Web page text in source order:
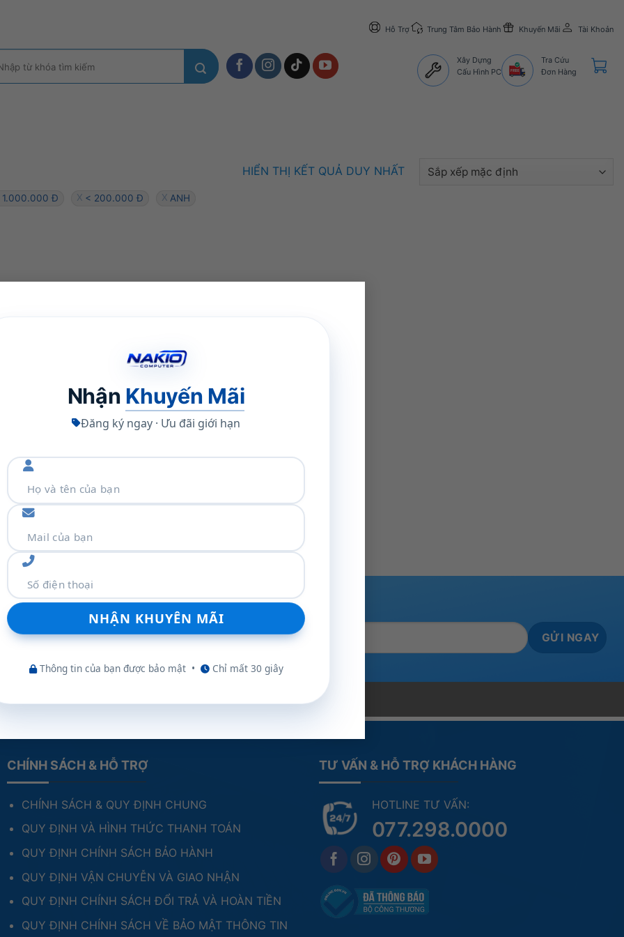
Nhận Khuyến Mãi
Đăng ký ngay · Ưu đãi giới hạn
Thông tin của bạn được bảo mật • Chỉ mất 30 giây
Hỗ Trợ Trung Tâm Bảo Hành Khuyến Mãi Tài Khoản
Xây Dựng
Cấu Hình PC
Tra Cứu
Đơn Hàng
Đ < 200.000 Đ
ANH
HIỂN THỊ KẾT QUẢ DUY NHẤT
CHÍNH SÁCH & HỖ TRỢ
CHÍNH SÁCH & QUY ĐỊNH CHUNG
QUY ĐỊNH VÀ HÌNH THỨC THANH TOÁN
QUY ĐỊNH CHÍNH SÁCH BẢO HÀNH
QUY ĐỊNH VẬN CHUYỄN VÀ GIAO NHẬN
QUY ĐỊNH CHÍNH SÁCH ĐỔI TRẢ VÀ HOÀN TIỀN
QUY ĐỊNH CHÍNH SÁCH VỀ BẢO MẬT THÔNG TIN
TƯ VẤN & HỖ TRỢ KHÁCH HÀNG
HOTLINE TƯ VẤN:
077.298.0000